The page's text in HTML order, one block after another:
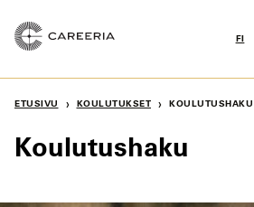
sisältöön
FI
ETUSIVU › KOULUTUKSET › KOULUTUSHAKU
Koulutushaku